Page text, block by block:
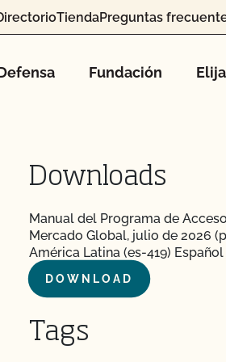
TiendaPreguntas
Fundación
Downloads
Manual del Programa de
Mercado Global, julio de 2026
América Latina (es-419) Español
DOWNLOAD
Tags